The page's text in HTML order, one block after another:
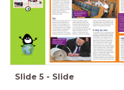
als je naar de
tekst kijkt?
Slide 5 - Slide